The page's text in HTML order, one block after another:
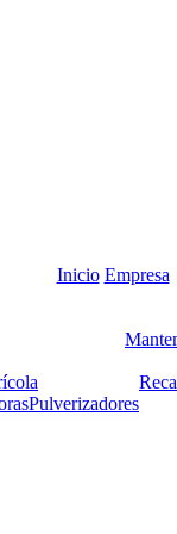
Inicio Empresa
Pulverizadores